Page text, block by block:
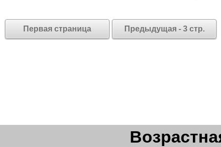
Первая страница Предыдущая - 3 стр.